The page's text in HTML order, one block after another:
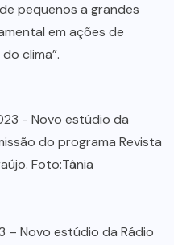
pequenos a grandes
em ações de
clima”.
– Novo estúdio da Rádio